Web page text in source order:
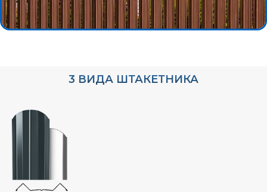
3 ВИДА ШТАКЕТНИКА